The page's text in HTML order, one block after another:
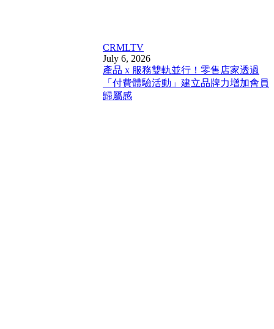
CRMLTV
July 6, 2026
產品 x 服務雙軌並行！零售店家透過
「付費體驗活動」建立品牌力增加會員
歸屬感